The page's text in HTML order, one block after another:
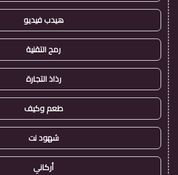
هيدب فيديو
رمح التقنية
رذاذ التجارة
طعم وكيف
شهود نت
أركاني